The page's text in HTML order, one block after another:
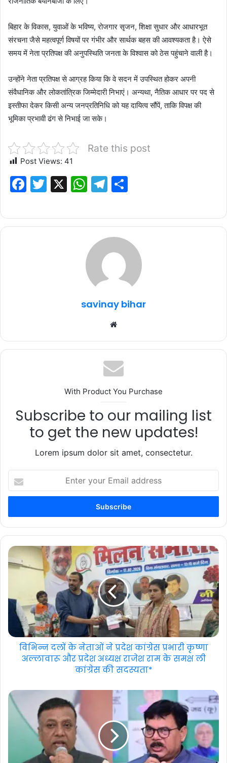
बिहार के विकास, युवाओं के भविष्य, रोजगार सृजन, शिक्षा सुधार और आधारभूत
संरचना जैसे महत्वपूर्ण विषयों पर गंभीर और सार्थक बहस की आवश्यकता है। ऐसे
समय में नेता प्रतिपक्ष की अनुपस्थिति जनता के विश्वास को ठेस पहुंचाने वाली है।
उन्होंने नेता प्रतिपक्ष से आग्रह किया कि वे सदन में उपस्थित होकर अपनी
संवैधानिक और लोकतांत्रिक जिम्मेदारी निभाएं। अन्यथा, नैतिक आधार पर पद से
इस्तीफा देकर किसी अन्य जनप्रतिनिधि को यह दायित्व सौंपें, ताकि विपक्ष की
भूमिका प्रभावी ढंग से निभाई जा सके।
Rate this post
Post Views: 41
F
c
e
T
it
te
X
W
at
s
A
p
T
e
g
ra
ar
e
savinay bihar
With Product You Purchase
Subscribe to our mailing list
to get the new updates!
Lorem ipsum dolor sit amet, consectetur.
your
Email
विभिन्न दलों के नेताओं ने प्रदेश कांग्रेस प्रभारी कृष्णा
अल्लावारू और प्रदेश अध्यक्ष राजेश राम के समक्ष ली
कांग्रेस की सदस्यता*